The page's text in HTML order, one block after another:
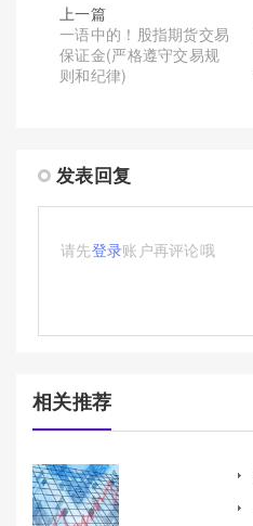
上一篇
一语中的！股指期货交易
保证金(严格遵守交易规
则和纪律)
发表回复
请先登录账户再评论哦
相关推荐